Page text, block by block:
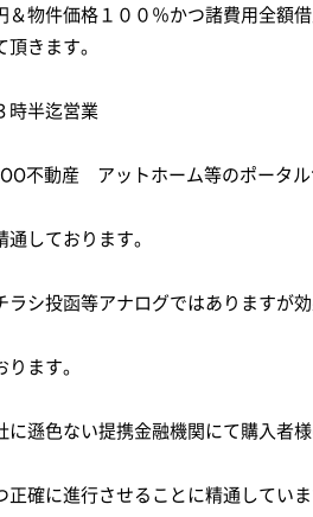
物件価格１００％かつ諸費用全額
きます。
半迄営業
不動産 アットホーム等のポータ
しております。
ラシ投函等アナログではありますが
ます。
に遜色ない提携金融機関にて購入者
正確に進行させることに精通していま